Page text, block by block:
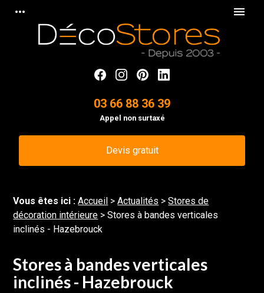
more_horiz menu
03 66 88 36 39
Appel non surtaxé
Devis gratuit
Vous êtes ici : Accueil >Actualités >Stores de
décoration intérieure > Stores à bandes verticales
inclinés - Hazebrouck
Stores à bandes verticales
inclinés - Hazebrouck